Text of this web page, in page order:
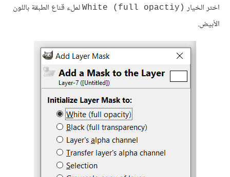
اختر الخيار White (full opactiy) لملء قناع الطبقة باللون
الأبيض.